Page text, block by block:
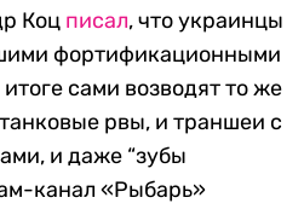
Коц писал, что украинцы
фортификационными
сами возводят то же
рвы, и траншеи с
и даже “зубы
канал «Рыбарь»